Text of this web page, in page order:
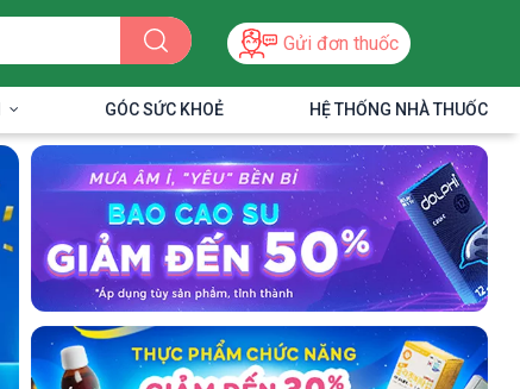
Gửi đơn thuốc
GÓC SỨC KHOẺ HỆ THỐNG NHÀ THUỐC